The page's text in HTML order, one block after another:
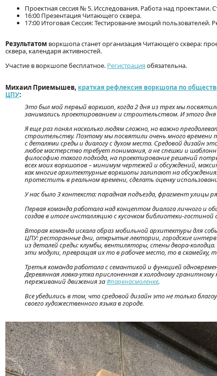
Проектная сессия № 5. Исследования. Работа над проектами.
16:00 Презентация Читающего сквера.
17:00 Итоговая Сессия: Тестирование эмоций пользователей.
Результатом воркшопа станет организация Читающего сквера:
сквера, календаря активностей.
Участие в воркшопе бесплатное. Регистрацияобязательна.
Михаил Приемышев, краткая рефлексия воркшопа по
ЦПУ:
Это был мой первый воркшоп, когда 2 дня из трех мы
занимались проектированием и строительством. И этого
Я еще раз понял насколько людям сложно, но важно
строительству. Поэтому мы посвятили очень много
с деталями среды и диалогу с духом места. Средовой дизайн
любое мастерство требует понимания, а не спешки и
философию такого подхода, на проектирование решений
всех моих воркшопов – минимум чертежей и обсуждений,
как многие архитектурные воркшопы залипают на
протестить в реальном времени, сделать оценку
У нас было 3 контекста: парадная подъезда, фрагмент улицы
Первая команда работала над концептом диалога личного и
создав в итоге инсталляцию с кусочком библиотеки-
Вторая команда искала образ мобильной архитектуры для
ЦПУ: ресторанные дни, открытые лектории, городские
из деталей среды: клумбы, вентиляторы, стены двора-
эти модули, превращая их то в рабочее место, то в скамейку,
Третья команда работала с семантикой и функцией
Деревянная лавка-утка прислоненная к холодному
переживаний движения за#паркнасмоленке.
Все убедились в том, что средовой дизайн это не только
своего художественного языка в городе.